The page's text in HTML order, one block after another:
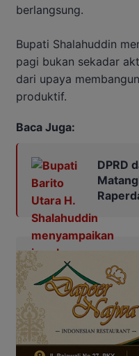
berlangsung.
Bupati Shalahuddin
pagi bukan sekadar
dari upaya
produktif.
Baca Juga:
DPRD